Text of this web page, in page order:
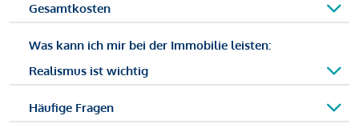
Gesamtkosten
Was kann ich mir bei der Immobilie leisten:
Realismus ist wichtig
Häufige Fragen